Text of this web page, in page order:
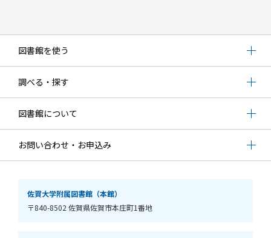
図書館を使う
調べる・探す
図書館について
お問い合わせ・お申込み
佐賀大学附属図書館（本館）
〒840-8502 佐賀県佐賀市本庄町1番地